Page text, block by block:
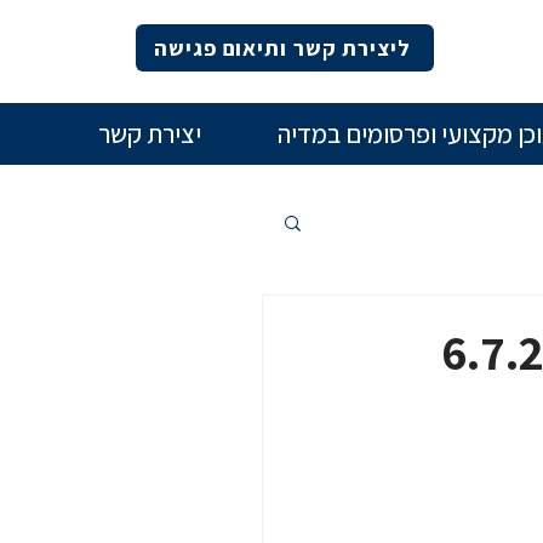
ליצירת קשר ותיאום פגישה
מקצועי ופרסומים במדיה יצירת קשר
באילת ביום 6.7.2022